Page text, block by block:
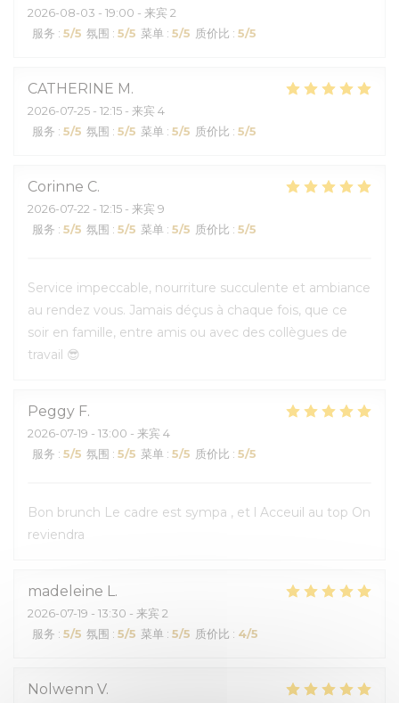
2026-08-03 - 19:00 - 来宾 2
服务 : 5/5 氛围 : 5/5 菜单 : 5/5 质价比 : 5/5
CATHERINE M
2026-07-25 - 12:15 - 来宾 4
服务 : 5/5 氛围 : 5/5 菜单 : 5/5 质价比 : 5/5
Corinne C
2026-07-22 - 12:15 - 来宾 9
服务 : 5/5 氛围 : 5/5 菜单 : 5/5 质价比 : 5/5
Service impeccable, nourriture succulente et ambiance
au rendez vous. Jamais déçus à chaque fois, que ce
soir en famille, entre amis ou avec des collègues de
travail 😎
Peggy F
2026-07-19 - 13:00 - 来宾 4
服务 : 5/5 氛围 : 5/5 菜单 : 5/5 质价比 : 5/5
Bon brunch Le cadre est sympa , et l Acceuil au top On
reviendra
madeleine L
2026-07-19 - 13:30 - 来宾 2
服务 : 5/5 氛围 : 5/5 菜单 : 5/5 质价比 : 4/5
Nolwenn V